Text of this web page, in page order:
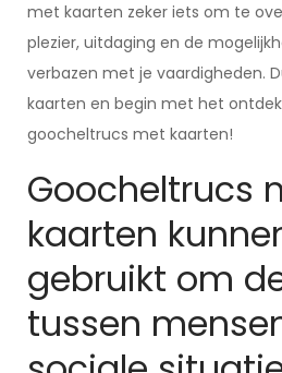
met kaarten zeker iets om te
plezier, uitdaging en de
verbazen met je vaardigheden.
kaarten en begin met het
goocheltrucs met kaarten!
Goocheltrucs
kaarten
gebruikt om
tussen